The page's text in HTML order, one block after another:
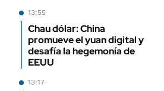
13:55
Chau dólar: China
promueve el yuan digital y
desafía la hegemonía de
EEUU
13:17